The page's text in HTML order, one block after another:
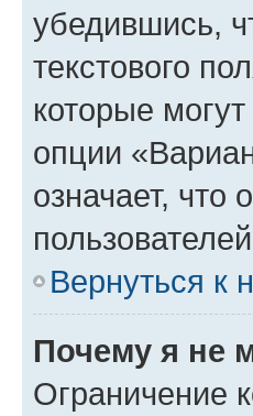
убедившись,
текстового
которые
опции
означает, что
Вернуться к
Почему я не
Ограничение